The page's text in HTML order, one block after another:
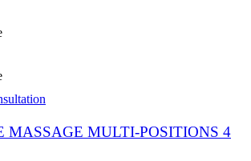
MASSAGE MULTI-POSITIONS 4